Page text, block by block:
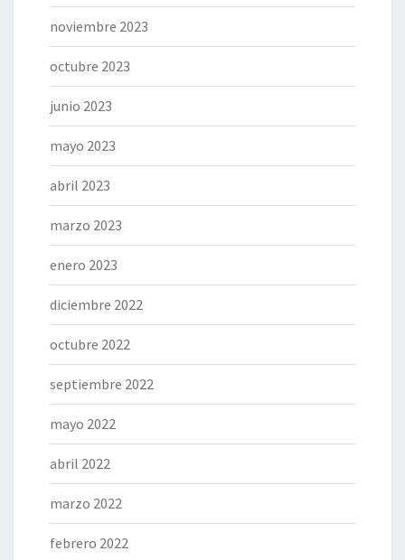
noviembre 2023
octubre 2023
junio 2023
mayo 2023
abril 2023
marzo 2023
enero 2023
diciembre 2022
octubre 2022
septiembre 2022
mayo 2022
abril 2022
marzo 2022
febrero 2022